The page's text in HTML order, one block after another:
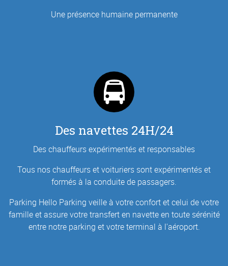
Une présence humaine permanente
Des navettes 24H/24
Des chauffeurs expérimentés et responsables
Tous nos chauffeurs et voituriers sont expérimentés et
formés à la conduite de passagers.
Parking Hello Parking veille à votre confort et celui de votre
famille et assure votre transfert en navette en toute sérénité
entre notre parking et votre terminal à l'aéroport.